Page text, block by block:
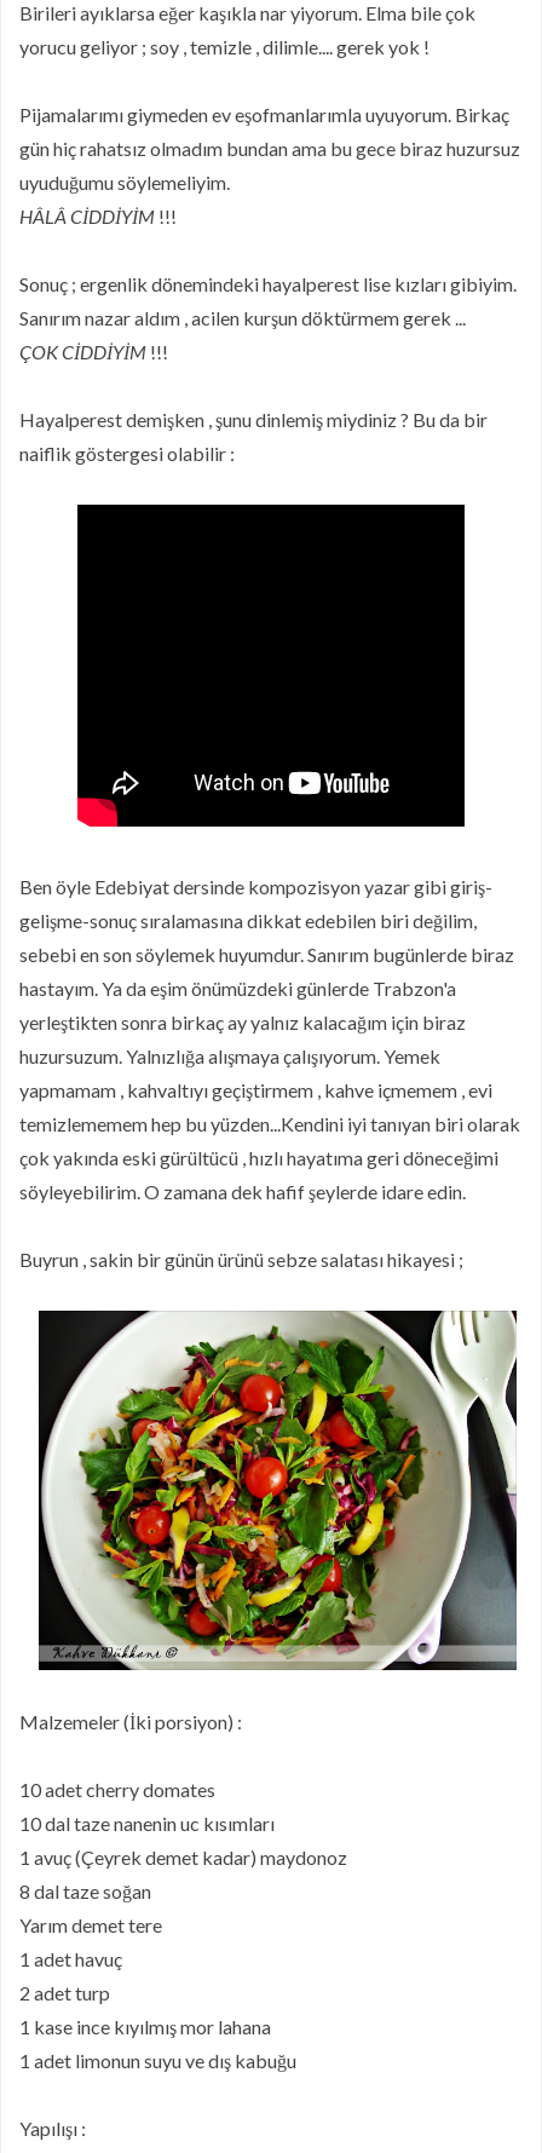
Birileri ayıklarsa eğer kaşıkla nar yiyorum. Elma bile çok
yorucu geliyor ; soy , temizle , dilimle.... gerek yok !
Pijamalarımı giymeden ev eşofmanlarımla uyuyorum. Birkaç
gün hiç rahatsız olmadım bundan ama bu gece biraz huzursuz
uyuduğumu söylemeliyim.
HÂLÂ CİDDİYİM !!!
Sonuç ; ergenlik dönemindeki hayalperest lise kızları gibiyim.
Sanırım nazar aldım , acilen kurşun döktürmem gerek ...
ÇOK CİDDİYİM !!!
Hayalperest demişken , şunu dinlemiş miydiniz ? Bu da bir
naiflik göstergesi olabilir :
Ben öyle Edebiyat dersinde kompozisyon yazar gibi giriş-
gelişme-sonuç sıralamasına dikkat edebilen biri değilim,
sebebi en son söylemek huyumdur. Sanırım bugünlerde biraz
hastayım. Ya da eşim önümüzdeki günlerde Trabzon'a
yerleştikten sonra birkaç ay yalnız kalacağım için biraz
huzursuzum. Yalnızlığa alışmaya çalışıyorum. Yemek
yapmamam , kahvaltıyı geçiştirmem , kahve içmemem , evi
temizlememem hep bu yüzden...Kendini iyi tanıyan biri olarak
çok yakında eski gürültücü , hızlı hayatıma geri döneceğimi
söyleyebilirim. O zamana dek hafif şeylerde idare edin.
Buyrun , sakin bir günün ürünü sebze salatası hikayesi ;
Malzemeler (İki porsiyon) :
10 adet cherry domates
10 dal taze nanenin uc kısımları
1 avuç (Çeyrek demet kadar) maydonoz
8 dal taze soğan
Yarım demet tere
1 adet havuç
2 adet turp
1 kase ince kıyılmış mor lahana
1 adet limonun suyu ve dış kabuğu
Yapılışı :